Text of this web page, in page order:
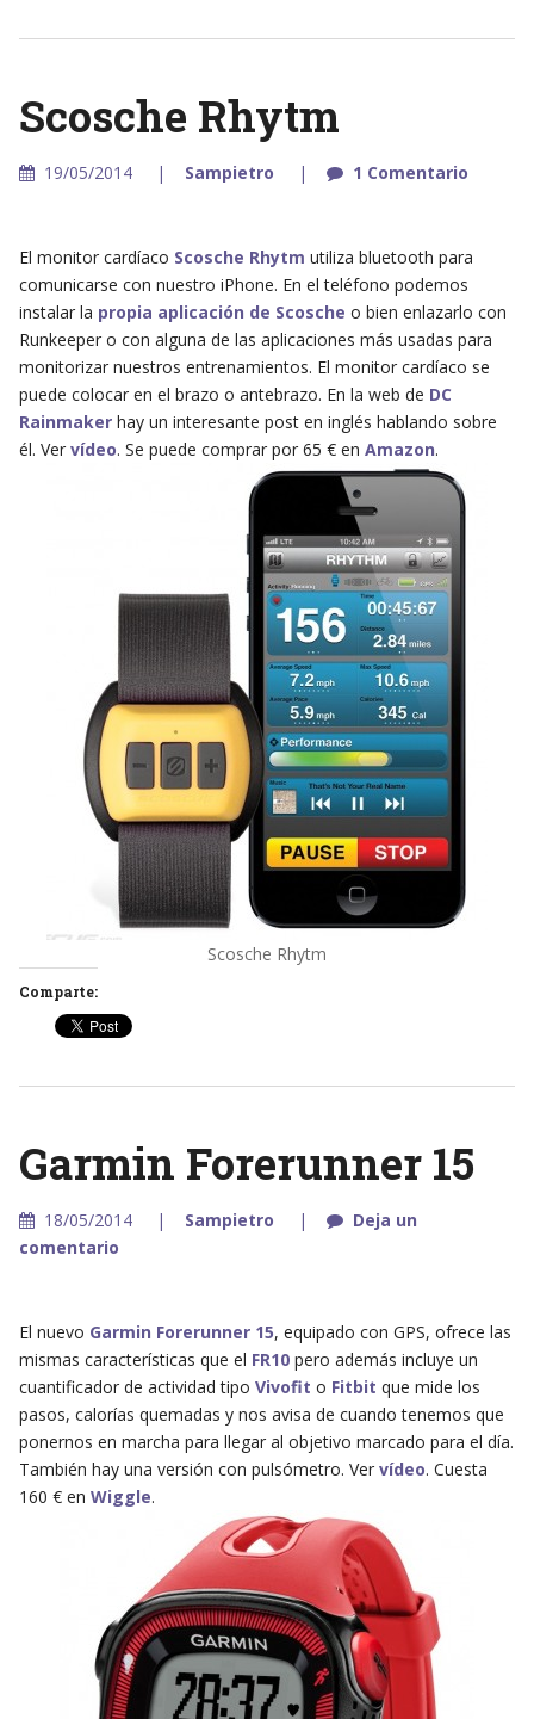
Scosche Rhytm
19/05/2014 Sampietro 1 Comentario
El monitor cardíaco Scosche Rhytm utiliza bluetooth para
comunicarse con nuestro iPhone. En el teléfono podemos
instalar la propia aplicación de Scosche o bien enlazarlo con
Runkeeper o con alguna de las aplicaciones más usadas para
monitorizar nuestros entrenamientos. El monitor cardíaco se
puede colocar en el brazo o antebrazo. En la web de DC
Rainmakerhay un interesante post en inglés hablando sobre
él. Ver vídeo. Se puede comprar por 65 € en Amazon.
Scosche Rhytm
Comparte:
Garmin Forerunner 15
18/05/2014 Sampietro
Deja un
comentario
El nuevo Garmin Forerunner 15, equipado con GPS, ofrece las
mismas características que el FR10pero además incluye un
cuantificador de actividad tipo Vivofit o Fitbit que mide los
pasos, calorías quemadas y nos avisa de cuando tenemos que
ponernos en marcha para llegar al objetivo marcado para el día.
También hay una versión con pulsómetro. Ver vídeo. Cuesta
160 € en Wiggle.